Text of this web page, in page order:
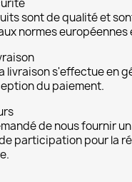
sont de qualité et
normes européennes
livraison s'effectue en
du paiement.
de nous fournir
participation pour la